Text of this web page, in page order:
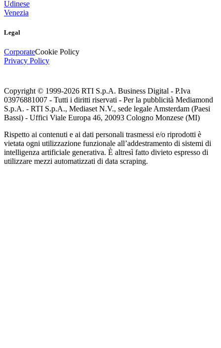
Udinese
Venezia
Legal
CorporateCookie Policy
Privacy Policy
Copyright © 1999-2026 RTI S.p.A. Business Digital - P.Iva
03976881007 - Tutti i diritti riservati - Per la pubblicità Mediamond
S.p.A. - RTI S.p.A., Mediaset N.V., sede legale Amsterdam (Paesi
Bassi) - Uffici Viale Europa 46, 20093 Cologno Monzese (MI)
Rispetto ai contenuti e ai dati personali trasmessi e/o riprodotti è
vietata ogni utilizzazione funzionale all’addestramento di sistemi di
intelligenza artificiale generativa. È altresì fatto divieto espresso di
utilizzare mezzi automatizzati di data scraping.